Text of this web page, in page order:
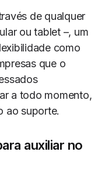
de qualquer
ou tablet –, um
como
que o
a todo momento,
ao suporte.
auxiliar no